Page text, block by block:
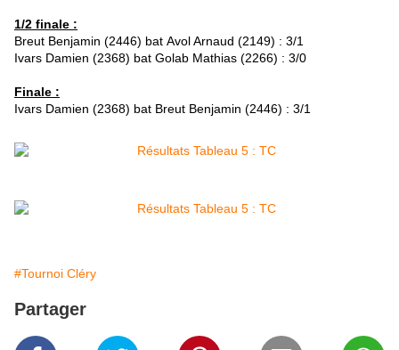
1/2 finale :
Breut Benjamin (2446) bat Avol Arnaud (2149) : 3/1
Ivars Damien (2368) bat Golab Mathias (2266) : 3/0
Finale :
Ivars Damien (2368) bat Breut Benjamin (2446) : 3/1
#Tournoi Cléry
Partager